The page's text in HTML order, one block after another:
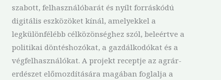
szabott, felhasználóbarát és nyílt forráskódú
digitális eszközöket kínál, amelyekkel a
legkülönfélébb célközönséghez szól, beleértve a
politikai döntéshozókat, a gazdálkodókat és a
végfelhasználókat. A projekt receptje az agrár-
erdészet előmozdítására magában foglalja a